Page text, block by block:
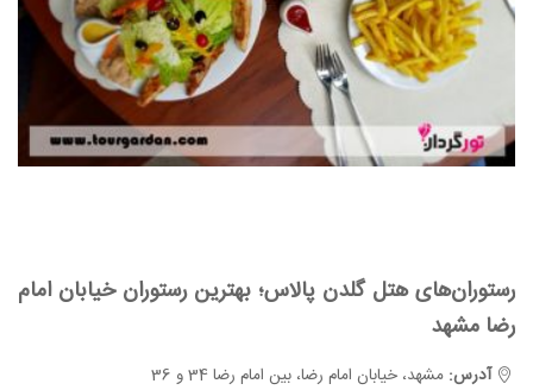
رستوران‌های هتل گلدن پالاس؛ بهترین رستوران خیابان امام
رضا مشهد
آدرس:مشهد، خیابان امام رضا، بین امام رضا 34 و 36